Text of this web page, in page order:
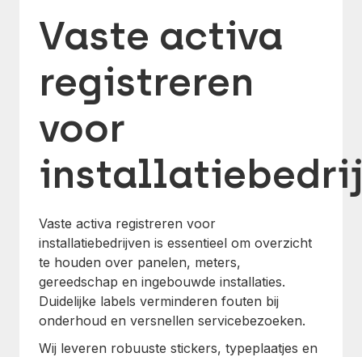
Vaste activa
registreren
voor
Vaste activa registreren voor
installatiebedrijven is essentieel om overzicht
te houden over panelen, meters,
gereedschap en ingebouwde installaties.
Duidelijke labels verminderen fouten bij
onderhoud en versnellen servicebezoeken.
Wij leveren robuuste stickers, typeplaatjes en